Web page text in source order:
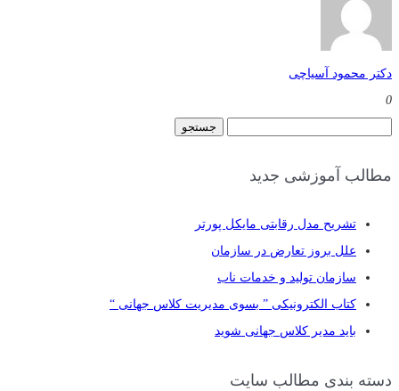
دکتر محمود آسیاچی
0
مطالب آموزشی جدید
تشریح مدل رقابتی مایکل پورتر
علل بروز تعارض در سازمان
سازمان تولید و خدمات ناب
کتاب الکترونیکی ” بسوی مدیریت کلاس جهانی “
باید مدیر کلاس جهانی شوید
دسته بندی مطالب سایت